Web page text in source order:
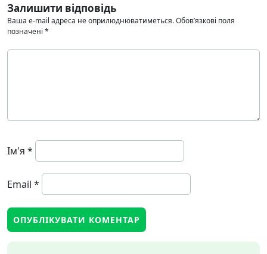
Залишити відповідь
Ваша e-mail адреса не оприлюднюватиметься.Обов’язкові поля
позначені *
Ім'я *
Email *